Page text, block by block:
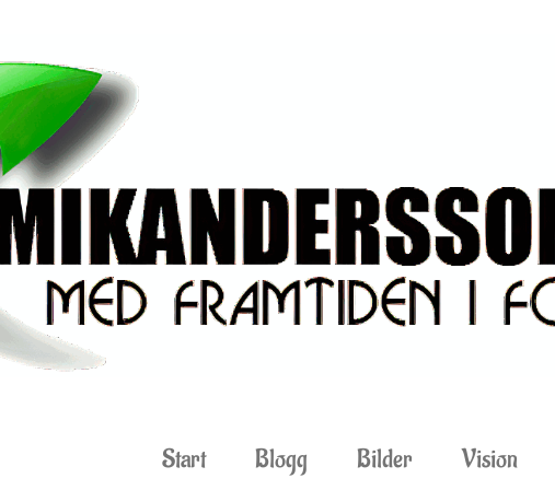
Start Blogg Bilder Vision